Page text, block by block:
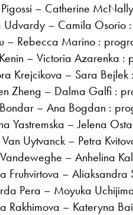
– Catherine
Udvardy – Camila Osorio
– Rebecca Marino :
– Victoria Azarenka :
Krejcikova – Sara Bejlek
Zheng – Dalma Galfi :
– Ana Bogdan :
Yastremska – Jelena
Uytvanck – Petra
– Anhelina
Fruhvirtova – Aliaksandra
Pera – Moyuka
Rakhimova – Kateryna